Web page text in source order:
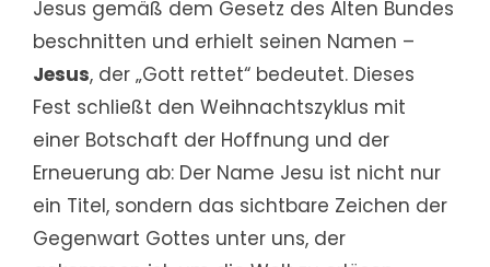
Jesus gemäß dem Gesetz des Alten Bundes
beschnitten und erhielt seinen Namen –
Jesus, der „Gott rettet“ bedeutet. Dieses
Fest schließt den Weihnachtszyklus mit
einer Botschaft der Hoffnung und der
Erneuerung ab: Der Name Jesu ist nicht nur
ein Titel, sondern das sichtbare Zeichen der
Gegenwart Gottes unter uns, der